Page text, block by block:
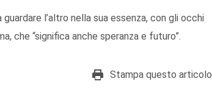
l’altro nella sua essenza, con gli occhi
che “significa anche speranza e futuro”.
Stampa questo articolo